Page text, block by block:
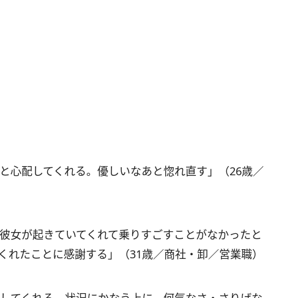
心配してくれる。優しいなあと惚れ直す」（26歳／
女が起きていてくれて乗りすごすことがなかったと
れたことに感謝する」（31歳／商社・卸／営業職）